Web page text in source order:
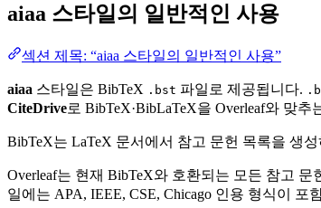
aiaa 스타일의 일반적인 사용
섹션 제목: “aiaa 스타일의 일반적인 사용”
aiaa 스타일은 BibTeX .bst 파일로 제공됩니다.
CiteDrive로 BibTeX·BibLaTeX을 Overleaf와 맞추
BibTeX는 LaTeX 문서에서 참고 문헌 목록을 생
Overleaf는 현재 BibTeX와 호환되는 모든 참고
일에는 APA, IEEE, CSE, Chicago 인용 형식이